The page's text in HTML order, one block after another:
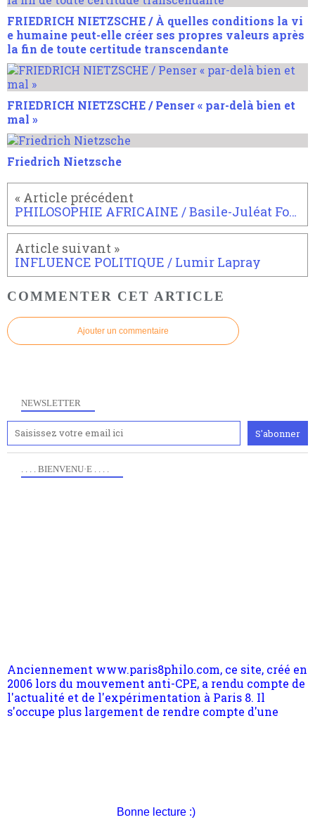
FRIEDRICH NIETZSCHE / À quelles conditions la vi
e humaine peut-elle créer ses propres valeurs après
la fin de toute certitude transcendante
FRIEDRICH NIETZSCHE / Penser « par-delà bien et
mal »
Friedrich Nietzsche
PHILOSOPHIE AFRICAINE / Basile-Juléat Fouda
INFLUENCE POLITIQUE / Lumir Lapray
COMMENTER CET ARTICLE
Ajouter un commentaire
NEWSLETTER
. . . . BIENVENU·E . . . .
s'occupe plus largement de rendre compte d'une
transformation dans les paradigmes philosophiques
suivant la pensée du Dehors ou du Surpli, omme la
nomme les métaphysiciens classique. Nous avons
Bonne lecture :)